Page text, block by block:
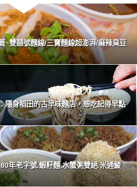
~雙囍號麵線/三寶麵線超澎湃/麻辣臭豆
隱身稻田的古早味麵店，想吃記得早點
年老字號.蝦籽麵.水蟹粥雙絕.米通鯪